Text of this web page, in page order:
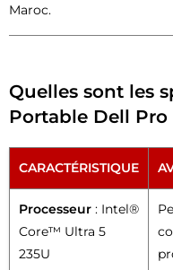
Maroc.
Quelles sont les
Portable Dell Pro
CARACTÉRISTIQUE
Processeur : Intel®
Core™ Ultra 5
235U